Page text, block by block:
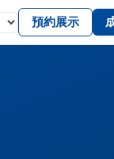
預約展示